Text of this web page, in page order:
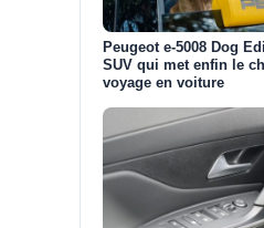
Peugeot e-5008 Dog
SUV qui met enfin le
voyage en voiture